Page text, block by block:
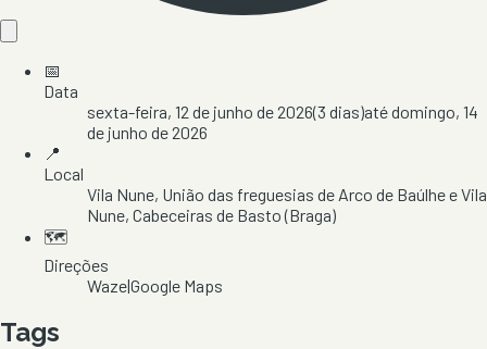
📅
Data
sexta-feira, 12 de junho de 2026(3 dias)atédomingo, 14
de junho de 2026
📍
Local
Vila Nune, União das freguesias de Arco de Baúlhe e Vila
Nune, Cabeceiras de Basto(Braga)
🗺️
Direções
Waze|Google Maps
Tags